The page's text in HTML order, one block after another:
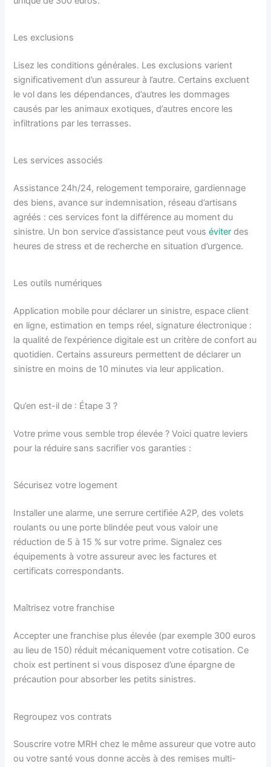
Les exclusions
Lisez les conditions générales. Les exclusions varient
significativement d’un assureur à l’autre. Certains excluent
le vol dans les dépendances, d’autres les dommages
causés par les animaux exotiques, d’autres encore les
infiltrations par les terrasses.
Les services associés
Assistance 24h/24, relogement temporaire, gardiennage
des biens, avance sur indemnisation, réseau d’artisans
agréés : ces services font la différence au moment du
sinistre. Un bon service d’assistance peut vouséviter des
heures de stress et de recherche en situation d’urgence.
Les outils numériques
Application mobile pour déclarer un sinistre, espace client
en ligne, estimation en temps réel, signature électronique :
la qualité de l’expérience digitale est un critère de confort au
quotidien. Certains assureurs permettent de déclarer un
sinistre en moins de 10 minutes via leur application.
Qu’en est-il de : Étape 3 ?
Votre prime vous semble trop élevée ? Voici quatre leviers
pour la réduire sans sacrifier vos garanties :
Sécurisez votre logement
Installer une alarme, une serrure certifiée A2P, des volets
roulants ou une porte blindée peut vous valoir une
réduction de 5 à 15 % sur votre prime. Signalez ces
équipements à votre assureur avec les factures et
certificats correspondants.
Maîtrisez votre franchise
Accepter une franchise plus élevée (par exemple 300 euros
au lieu de 150) réduit mécaniquement votre cotisation. Ce
choix est pertinent si vous disposez d’une épargne de
précaution pour absorber les petits sinistres.
Regroupez vos contrats
Souscrire votre MRH chez le même assureur que votre auto
ou votre santé vous donne accès à des remises multi-